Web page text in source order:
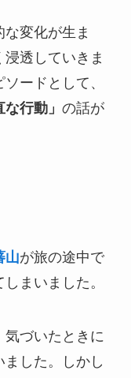
変化が生ま
透していきま
ードとして、
行動」 の話が
山が旅の途中で
まいました。
気づいたときに
した。しかし